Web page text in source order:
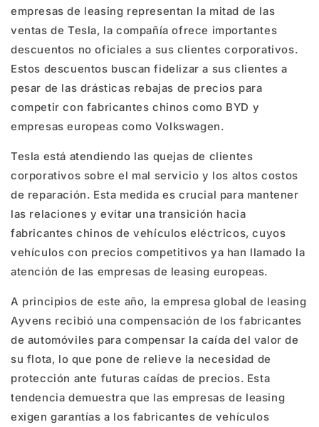
empresas de leasing representan la mitad de las
ventas de Tesla, la compañía ofrece importantes
descuentos no oficiales a sus clientes corporativos.
Estos descuentos buscan fidelizar a sus clientes a
pesar de las drásticas rebajas de precios para
competir con fabricantes chinos como BYD y
empresas europeas como Volkswagen.
Tesla está atendiendo las quejas de clientes
corporativos sobre el mal servicio y los altos costos
de reparación. Esta medida es crucial para mantener
las relaciones y evitar una transición hacia
fabricantes chinos de vehículos eléctricos, cuyos
vehículos con precios competitivos ya han llamado la
atención de las empresas de leasing europeas.
A principios de este año, la empresa global de leasing
Ayvens recibió una compensación de los fabricantes
de automóviles para compensar la caída del valor de
su flota, lo que pone de relieve la necesidad de
protección ante futuras caídas de precios. Esta
tendencia demuestra que las empresas de leasing
exigen garantías a los fabricantes de vehículos